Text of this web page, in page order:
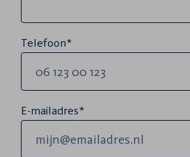
Telefoon*
E-mailadres*